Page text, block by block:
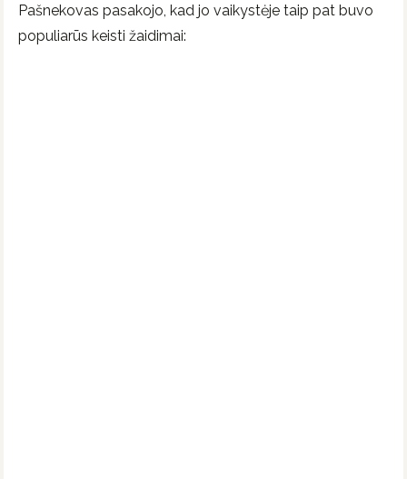
Pašnekovas pasakojo, kad jo vaikystėje taip pat buvo
populiarūs keisti žaidimai: